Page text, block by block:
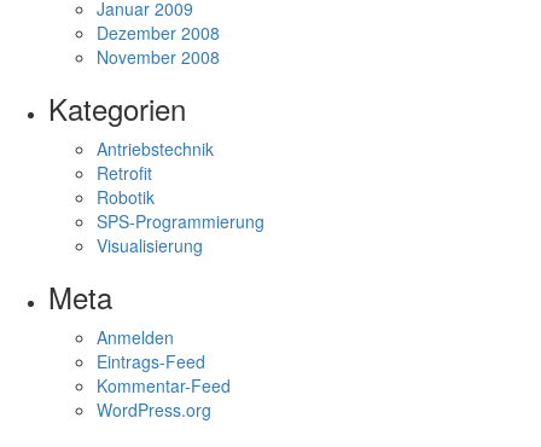
Januar 2009
Dezember 2008
November 2008
Kategorien
Antriebstechnik
Retrofit
Robotik
SPS-Programmierung
Visualisierung
Meta
Anmelden
Eintrags-Feed
Kommentar-Feed
WordPress.org